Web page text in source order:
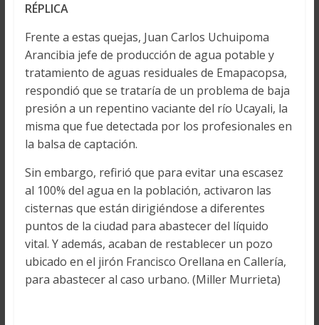
RÉPLICA
Frente a estas quejas, Juan Carlos Uchuipoma
Arancibia jefe de producción de agua potable y
tratamiento de aguas residuales de Emapacopsa,
respondió que se trataría de un problema de baja
presión a un repentino vaciante del río Ucayali, la
misma que fue detectada por los profesionales en
la balsa de captación.
Sin embargo, refirió que para evitar una escasez
al 100% del agua en la población, activaron las
cisternas que están dirigiéndose a diferentes
puntos de la ciudad para abastecer del líquido
vital. Y además, acaban de restablecer un pozo
ubicado en el jirón Francisco Orellana en Callería,
para abastecer al caso urbano. (Miller Murrieta)